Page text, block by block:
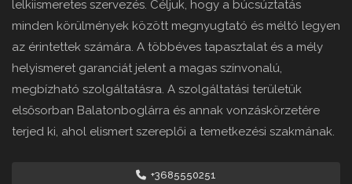
lelkiismeretes szervezés. Céljuk, hogy a búcsúztatás
minden körülmények között megnyugtató és méltó legyen
az érintettek számára. A többéves tapasztalat és a mély
helyismeret garanciát jelent a magas színvonalú,
megbízható szolgáltatásra. A szolgáltatási területük
elsősorban Balatonboglárra és annak vonzáskörzetére
terjed ki, ahol elismert szereplői a temetkezési szakmának.
+3685550251